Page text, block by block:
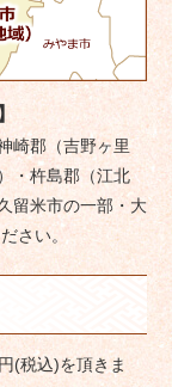
崎郡（吉野ヶ里
・杵島郡（江北
留米市の一部・大
さい。
(税込)を頂きま